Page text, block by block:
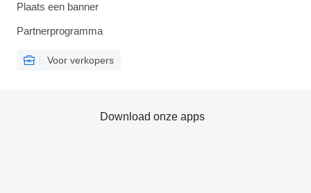
Plaats een banner
Partnerprogramma
Voor verkopers
Download onze apps